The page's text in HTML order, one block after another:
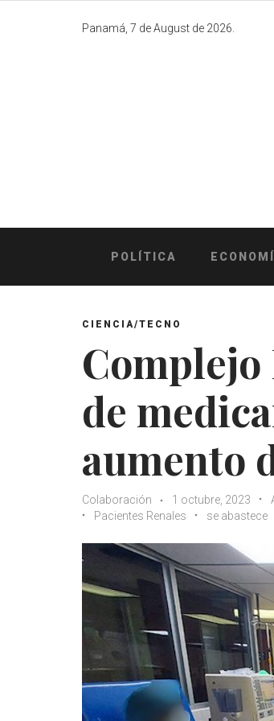
Panamá, 7 de August de 2026.
POLÍTICA
CIENCIA/TECNO
Complejo
de
aumento
Colaboración 1 octubre, 2023
Pacientes Renales
se abastece